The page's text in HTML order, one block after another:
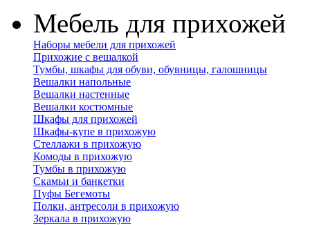
Мебель для прихожей
Наборы мебели для прихожей
Прихожие с вешалкой
Тумбы, шкафы для обуви, обувницы, галошницы
Вешалки напольные
Вешалки настенные
Вешалки костюмные
Шкафы для прихожей
Шкафы-купе в прихожую
Стеллажи в прихожую
Комоды в прихожую
Тумбы в прихожую
Скамьи и банкетки
Пуфы Бегемоты
Полки, антресоли в прихожую
Зеркала в прихожую